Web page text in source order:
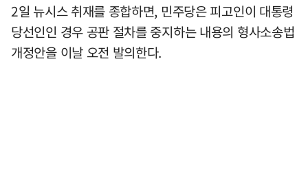
2일 뉴시스 취재를 종합하면, 민주당은 피고인이 대통령
당선인인 경우 공판 절차를 중지하는 내용의 형사소송법
개정안을 이날 오전 발의한다.